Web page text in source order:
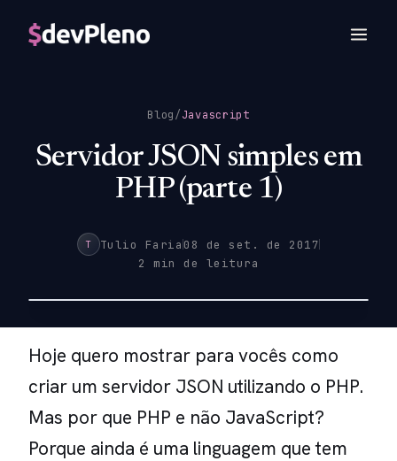
Blog/Javascript
Servidor JSON simples em
PHP (parte 1)
T Tulio Faria 08 de set. de 2017
2 min de leitura
Hoje quero mostrar para vocês como
criar um servidor JSON utilizando o PHP.
Mas por que PHP e não JavaScript?
Porque ainda é uma linguagem que tem